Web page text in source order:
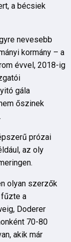
a bécsiek
nevesebb
kormány – a
évvel, 2018-ig
gála
őszinek
prózai
az oly
olyan szerzők
fűzte a
Doderer
70-80
akik már